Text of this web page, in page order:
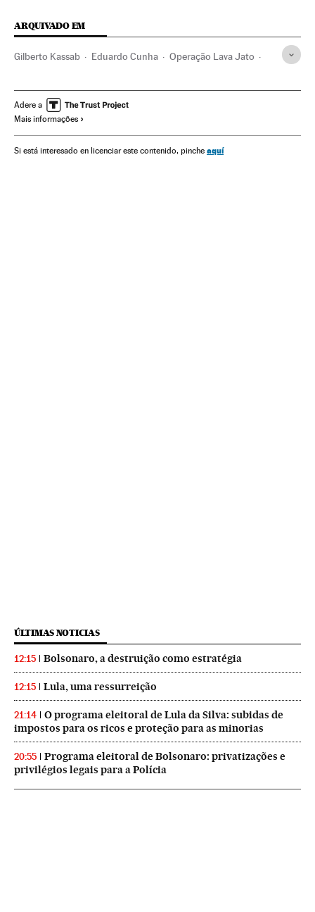
ARQUIVADO EM
Gilberto Kassab Eduardo Cunha Operação Lava Jato
Caso Petrobras Partido dos Trabalhadores
Lavagem dinheiro
Financiamento ilegal Subornos Presidência Brasil
Adere a
Mais informações
Si está interesado en licenciar este contenido, pinche aquí
ÚLTIMAS NOTICIAS
12:15 Bolsonaro, a destruição como estratégia
12:15 Lula, uma ressurreição
21:14
O programa eleitoral de Lula da Silva: subidas de
impostos para os ricos e proteção para as minorias
20:55
Programa eleitoral de Bolsonaro: privatizações e
privilégios legais para a Polícia